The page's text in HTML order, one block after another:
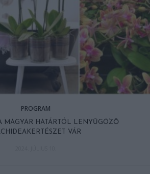
PROGRAM
MAGYAR HATÁRTÓL LENYŰGÖZŐ
VÁR